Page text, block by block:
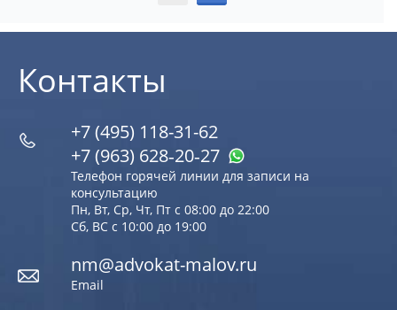
Контакты
+7 (495) 118-31-62
+7 (963) 628‑20‑27
Телефон горячей линии для записи на
консультацию
Пн, Вт, Ср, Чт, Пт с 08:00 до 22:00
Сб, ВС с 10:00 до 19:00
nm@advokat-malov.ru
Email